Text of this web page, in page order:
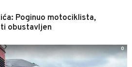
Poginuo motociklista,
obustavljen
0